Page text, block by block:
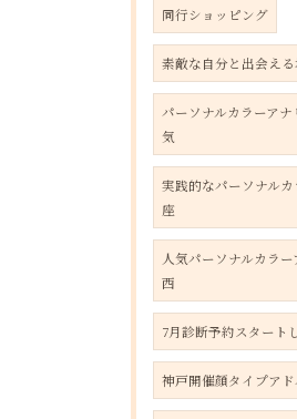
同行ショッピング
素敵な自分と出会え
パーソナルカラーア
気
実践的なパーソナル
座
人気パーソナルカラ
西
7月診断予約スタート
神戸開催顔タイプア